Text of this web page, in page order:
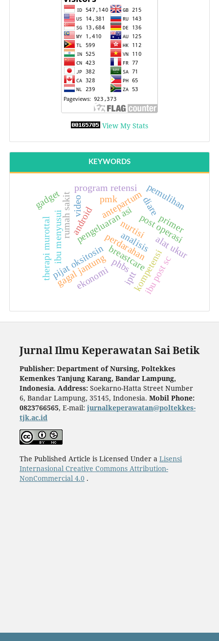
View My Stats
KEYWORDS
kompetensi
ekonomi
nurtisi
alat ukur
breastcare
pijat oksitosin
pengeluaran asi
ibu menyusui
antepartum
perdarahan
rumah sakit
phbs
program retensi
post operasi
gagal jantung
android diare
pemulihan
gadget
primer
analisis
ibu post sc
therapi murottal
pmk
iptt
video
Jurnal Ilmu Keperawatan Sai Betik
Publisher: Department of Nursing, Poltekkes
Kemenkes Tanjung Karang, Bandar Lampung,
Indonesia. Address:Soekarno-Hatta Street Number
6, Bandar Lampung, 35145, Indonesia. Mobil Phone:
0823766565, E-mail: jurnalkeperawatan@poltekkes-
tjk.ac.id
The Published Article is Licensed Under a Lisensi
Internasional Creative Commons Attribution-
NonCommercial 4.0.